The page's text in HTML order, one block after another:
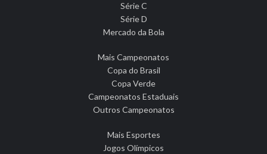
Série C
Série D
Mercado da Bola
Mais Campeonatos
Copa do Brasil
Copa Verde
Campeonatos Estaduais
Outros Campeonatos
Mais Esportes
Jogos Olímpicos